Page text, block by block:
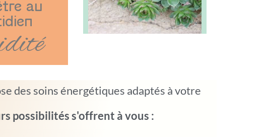
au
des soins énergétiques adaptés à votre
possibilités s'offrent à vous :